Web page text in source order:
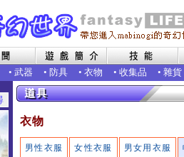
• 武器 • 防具 • 衣物 • 收集品 • 雜貨
衣物
男性衣服 女性衣服 男女用衣服